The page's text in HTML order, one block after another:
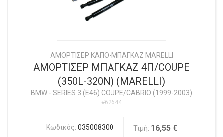
ΑΜΟΡΤΙΣΕΡ ΚΑΠΟ-ΜΠΑΓΚΑΖ MARELLI
ΑΜΟΡΤΙΣΕΡ ΜΠΑΓΚΑΖ 4Π/COUPE
(350L-320N) (MARELLI)
BMW - SERIES 3 (E46) COUPE/CABRIO (1999-2003)
#62644
Κωδικός: 035008300 Τιμή: 16,55 €